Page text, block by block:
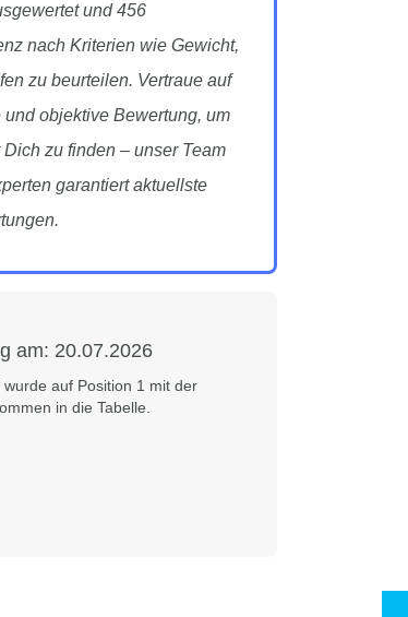
und 456
nach Kriterien wie Gewicht,
zu beurteilen. Vertraue auf
objektive Bewertung, um
zu finden – unser Team
garantiert aktuellste
am: 20.07.2026
auf Position 1 mit der
in die Tabelle.